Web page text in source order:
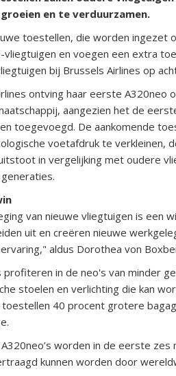
en te verduurzamen.
toestellen, die worden ingezet
vliegtuigen en voegen een extra
bij Brussels Airlines op
ontving haar eerste
aangezien het de
toegevoegd. De aankomende
voetafdruk te verkleinen,
in vergelijking met oudere
van nieuwe vliegtuigen is een
uit en creëren nieuwe
aldus Dorothea von
profiteren in de neo's van minder
stoelen en verlichting die kan
40 procent grotere
worden in de eerste
kunnen worden door